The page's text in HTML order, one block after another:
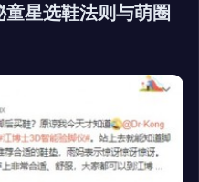
星选鞋法则与萌圈